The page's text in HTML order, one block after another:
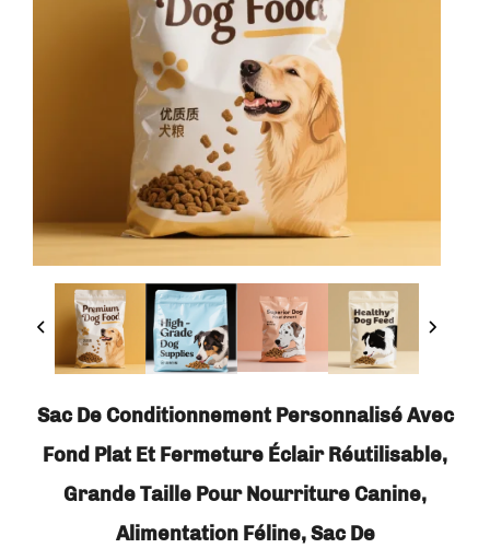
Sac De Conditionnement Personnalisé Avec
Fond Plat Et Fermeture Éclair Réutilisable,
Grande Taille Pour Nourriture Canine,
Alimentation Féline, Sac De